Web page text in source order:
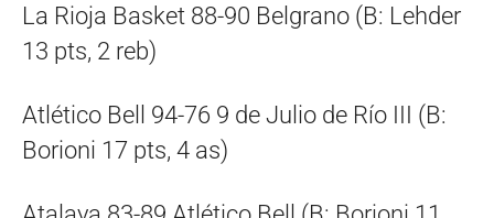
La Rioja Basket 88-90 Belgrano (B: Lehder
13 pts, 2 reb)
Atlético Bell 94-76 9 de Julio de Río III (B:
Borioni 17 pts, 4 as)